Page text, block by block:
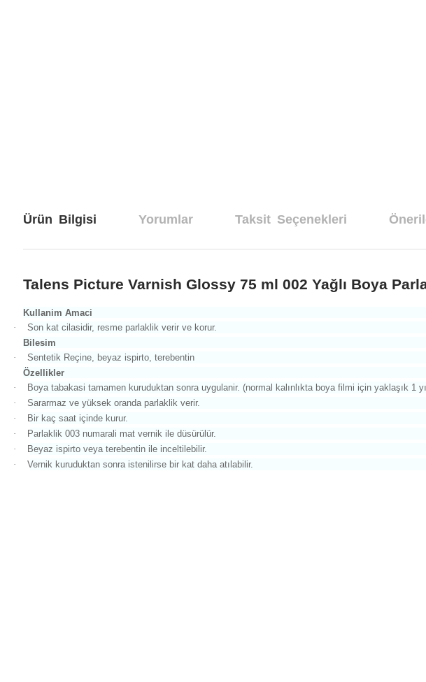
Ürün Bilgisi Yorumlar Taksit Seçenekleri
Talens Picture Varnish Glossy 75 ml 002 Yağlı Boya
Kullanim Amaci
·
Son kat cilasidir, resme parlaklik verir ve korur.
Bilesim
·
Sentetik Reçine, beyaz ispirto, terebentin
Özellikler
·
Boya tabakasi tamamen kuruduktan sonra uygulanir. (normal kalınlıkta boya filmi için yaklaşık 1
·
Sararmaz ve yüksek oranda parlaklik verir.
·
Bir kaç saat içinde kurur.
·
Parlaklik 003 numarali mat vernik ile düsürülür.
·
Beyaz ispirto veya terebentin ile inceltilebilir.
·
Vernik kuruduktan sonra istenilirse bir kat daha atılabilir.